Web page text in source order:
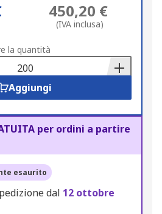
450,20 €
(IVA inclusa)
la quantità
Aggiungi
per ordini a partire
esaurito
dal 12 ottobre